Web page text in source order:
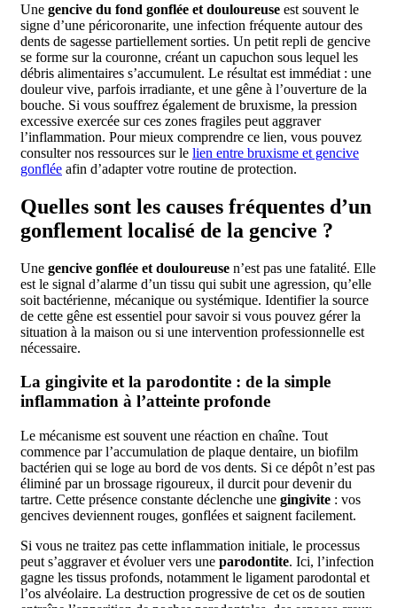
Une gencive du fond gonflée et douloureuse est souvent le
signe d’une péricoronarite, une infection fréquente autour des
dents de sagesse partiellement sorties. Un petit repli de gencive
se forme sur la couronne, créant un capuchon sous lequel les
débris alimentaires s’accumulent. Le résultat est immédiat : une
douleur vive, parfois irradiante, et une gêne à l’ouverture de la
bouche. Si vous souffrez également de bruxisme, la pression
excessive exercée sur ces zones fragiles peut aggraver
l’inflammation. Pour mieux comprendre ce lien, vous pouvez
consulter nos ressources sur le lien entre bruxisme et gencive
gonflée afin d’adapter votre routine de protection.
Quelles sont les causes fréquentes d’un
gonflement localisé de la gencive ?
Une gencive gonflée et douloureuse n’est pas une fatalité. Elle
est le signal d’alarme d’un tissu qui subit une agression, qu’elle
soit bactérienne, mécanique ou systémique. Identifier la source
de cette gêne est essentiel pour savoir si vous pouvez gérer la
situation à la maison ou si une intervention professionnelle est
nécessaire.
La gingivite et la parodontite : de la simple
inflammation à l’atteinte profonde
Le mécanisme est souvent une réaction en chaîne. Tout
commence par l’accumulation de plaque dentaire, un biofilm
bactérien qui se loge au bord de vos dents. Si ce dépôt n’est pas
éliminé par un brossage rigoureux, il durcit pour devenir du
tartre. Cette présence constante déclenche une gingivite : vos
gencives deviennent rouges, gonflées et saignent facilement.
Si vous ne traitez pas cette inflammation initiale, le processus
peut s’aggraver et évoluer vers une parodontite. Ici, l’infection
gagne les tissus profonds, notamment le ligament parodontal et
l’os alvéolaire. La destruction progressive de cet os de soutien